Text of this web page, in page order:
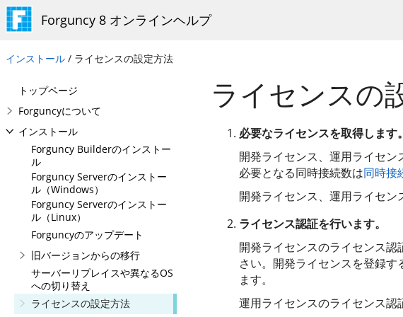
Forguncy 8 オンラインヘルプ
インストール / ライセンスの設定方法
トップページ
Forguncyについて
インストール
Forguncy Builderのインストー
ル
Forguncy Serverのインストー
ル（Windows）
Forguncy Serverのインストー
ル（Linux）
Forguncyのアップデート
旧バージョンからの移行
サーバーリプレイスや異なるOS
への切り替え
ライセンスの設定方法
ライセンスの
必要なライセンスを取得します。
開発ライセンス、運用ライセ
必要となる同時接続数は同時接
開発ライセンス、運用ライセン
ライセンス認証を行います。
開発ライセンスのライセンス認
さい。開発ライセンスを登録
ます。
運用ライセンスのライセンス認